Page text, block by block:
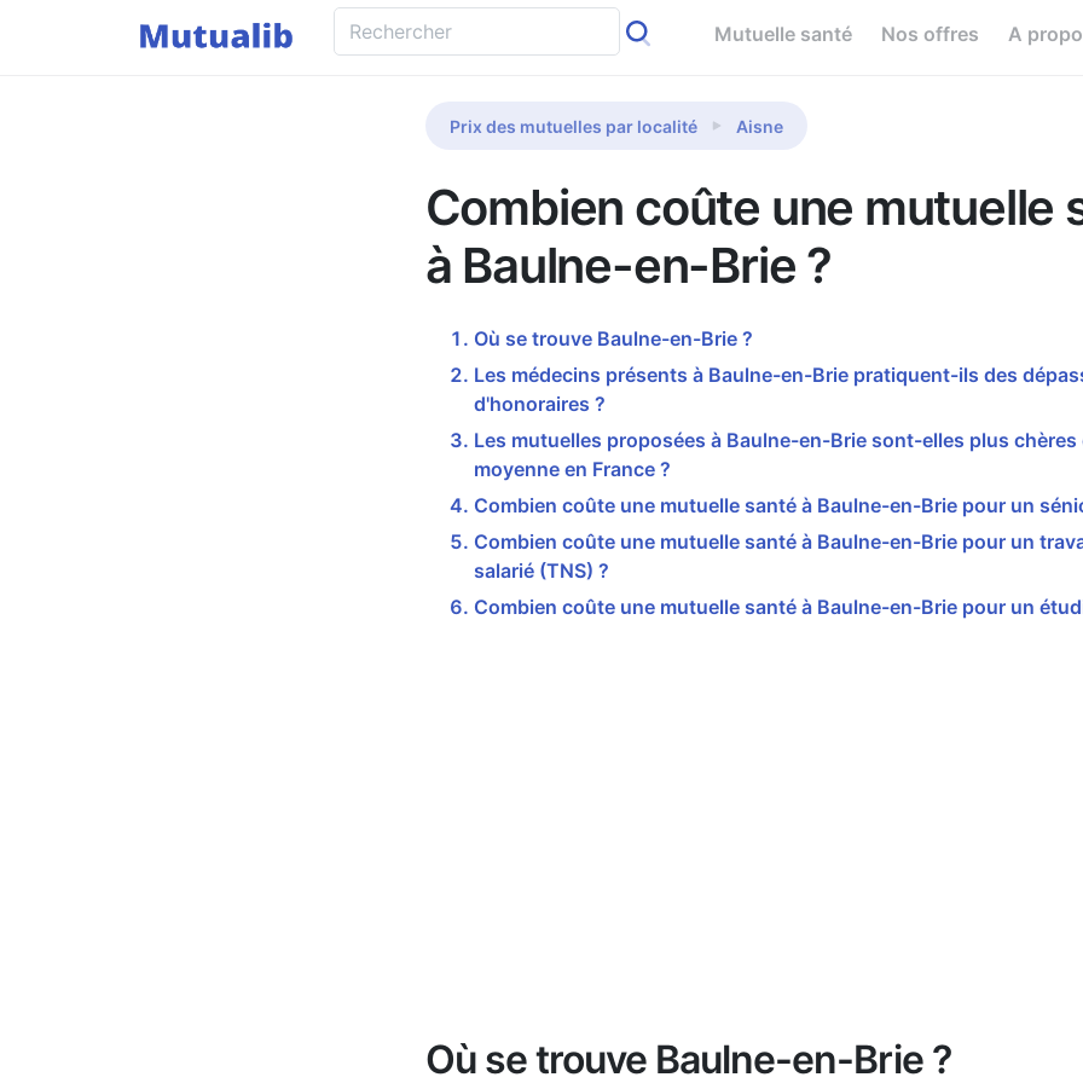
Mutuelle santé Nos offres A
Prix des mutuelles par localité Aisne
Combien coûte une mutuelle
à Baulne-en-Brie ?
Où se trouve Baulne-en-Brie ?
Les médecins présents à Baulne-en-Brie pratiquent-ils des
d'honoraires ?
Les mutuelles proposées à Baulne-en-Brie sont-elles plus chères
moyenne en France ?
Combien coûte une mutuelle santé à Baulne-en-Brie pour un
Combien coûte une mutuelle santé à Baulne-en-Brie pour un
salarié (TNS) ?
Combien coûte une mutuelle santé à Baulne-en-Brie pour un
Où se trouve Baulne-en-Brie ?